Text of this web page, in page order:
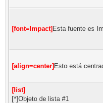
[font=Impact] Esta fuente es
[align=center] Esto está
[list]
[*]Objeto de lista #1